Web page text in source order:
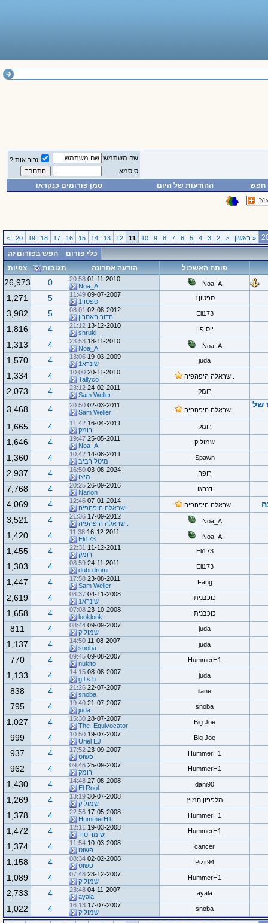
שם משתמש
זכור אותי?
סיסמא
חפש ההודעות של היום סמן פורומים כנקראו
«ראשון <
2
3
4
5
6
7
8
9
10
11
12
13
14
15
16
17
18
19
20
>
כלי פורום
חפש בפורום זה
פותח האשכול
הודעה אחרונה תגובות צפיות
Noa_A
01-11-2010
20:58
Noa_A
0
26,973
ספטון1 09-07-2007
11:49
ספטון1
5
1,271
Eli173
02-08-2012
08:01
הדור האחרון
5
3,982
יוסיפון 13-12-2010
21:12
shruki
4
1,816
Noa_A
18-11-2010
23:53
Noa_A
4
1,313
juda
19-03-2009
13:06
שונרא1
4
1,570
.ישראלה היפהפיה
20-11-2010
10:00
Tallyco
4
1,334
רומק 24-02-2011
23:12
Sam Weller
4
2,073
של
.ישראלה היפהפיה
02-03-2011
20:50
Sam Weller
4
3,468
רומק 16-04-2011
11:42
רומק
4
1,665
שמוליק 25-05-2011
19:47
Noa_A
4
1,646
Spawn
14-08-2011
10:42
מיטל רביב
4
1,360
ךופה 03-08-2024
16:50
מיצו
4
2,937
דנהגו 26-09-2016
20:25
Narion
4
7,768
.ישראלה היפהפיה
07-01-2014
12:46
.ישראלה היפהפיה
4
4,069
Noa_A
17-09-2012
21:36
.ישראלה היפהפיה
4
3,521
Noa_A
16-12-2011
11:38
Eli173
4
1,420
Eli173
11-12-2011
22:31
רומק
4
1,455
Eli173
24-11-2011
08:59
dubi.dromi
4
1,303
Fang
23-08-2011
17:58
Sam Weller
4
1,447
כוכבנית 04-11-2008
08:37
שונרא1
4
2,619
כוכבנית 23-10-2008
07:08
looklook
4
1,658
juda
09-09-2007
08:44
שמוליק
4
811
juda
11-08-2007
14:50
snoba
4
1,137
HummerH1
09-08-2007
09:45
nukito
4
770
juda
08-08-2007
14:15
g.l.s.h
4
1,133
ilane
22-07-2007
21:26
snoba
4
838
snoba
21-07-2007
19:40
juda
4
795
Big Joe
28-07-2007
15:30
The_Equivocator
4
1,027
Big Joe
19-07-2007
10:50
Uriel EJ
4
999
HummerH1
23-09-2007
17:52
פשוט
4
937
HummerH1
25-09-2007
09:46
רומק
4
962
dani90
27-08-2008
14:48
El Rool
4
1,430
מלפפון חמוץ 30-07-2008
13:19
שמוליק
4
1,269
HummerH1
17-05-2008
22:56
HummerH1
4
1,378
HummerH1
19-03-2008
12:11
שומר סוד
4
1,472
cancer
10-03-2008
11:54
פשוט
4
1,374
Pizit94
02-02-2008
08:34
פשוט
4
1,158
HummerH1
23-12-2007
07:48
שמוליק
4
1,089
ayala
04-11-2007
23:48
ayala
4
2,733
snoba
17-07-2007
16:13
שמוליק
4
1,022